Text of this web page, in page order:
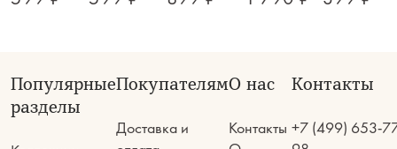
Популярные
разделы
Покупателям
Доставка и
О нас
Контакты
Контакты
+7 (499) 653-